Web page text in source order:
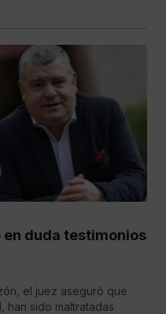
en duda testimonios
el juez aseguró que
sido maltratadas